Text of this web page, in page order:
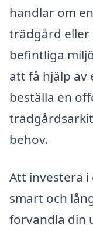
handlar om
trädgård eller
befintliga
att få hjälp av
beställa en
behov.
Att investera
smart och
förvandla din